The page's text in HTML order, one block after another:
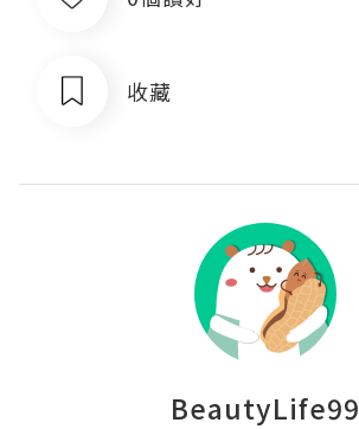
收藏
BeautyLife99